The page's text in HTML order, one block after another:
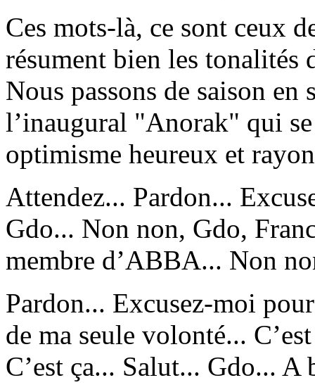
Ces mots-là, ce sont ceux
résument bien les tonalités
Nous passons de saison
l’inaugural "Anorak" qui
optimisme heureux et
Attendez... Pardon...
Gdo... Non non, Gdo,
membre d’ABBA... Non
Pardon... Excusez-moi
de ma seule volonté...
C’est ça... Salut... Gdo... A